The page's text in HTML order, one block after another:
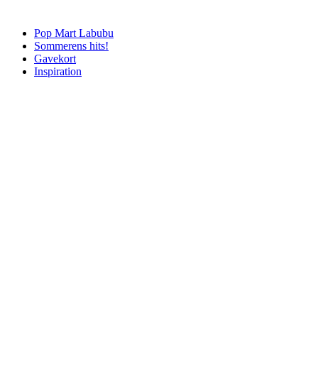
Pop Mart Labubu
Sommerens hits!
Gavekort
Inspiration